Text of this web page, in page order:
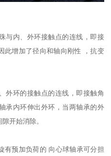
与内、外环接触点的连线，即接
此增加了径向和轴向刚性 ，抗变
外环的接触点的连线，即接触角
承内环伸出外环，当两轴承的外
开始消除。
有预加负荷的 向心球轴承可分担